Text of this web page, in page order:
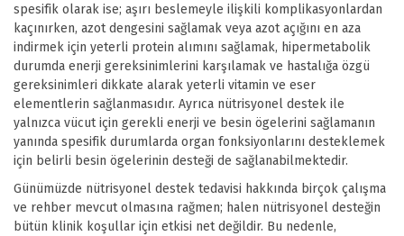
spesifik olarak ise; aşırı beslemeyle ilişkili komplikasyonlardan
kaçınırken, azot dengesini sağlamak veya azot açığını en aza
indirmek için yeterli protein alımını sağlamak, hipermetabolik
durumda enerji gereksinimlerini karşılamak ve hastalığa özgü
gereksinimleri dikkate alarak yeterli vitamin ve eser
elementlerin sağlanmasıdır. Ayrıca nütrisyonel destek ile
yalnızca vücut için gerekli enerji ve besin ögelerini sağlamanın
yanında spesifik durumlarda organ fonksiyonlarını desteklemek
için belirli besin ögelerinin desteği de sağlanabilmektedir.
Günümüzde nütrisyonel destek tedavisi hakkında birçok çalışma
ve rehber mevcut olmasına rağmen; halen nütrisyonel desteğin
bütün klinik koşullar için etkisi net değildir. Bu nedenle,